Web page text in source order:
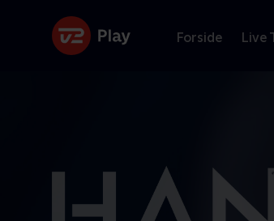
Forside Live